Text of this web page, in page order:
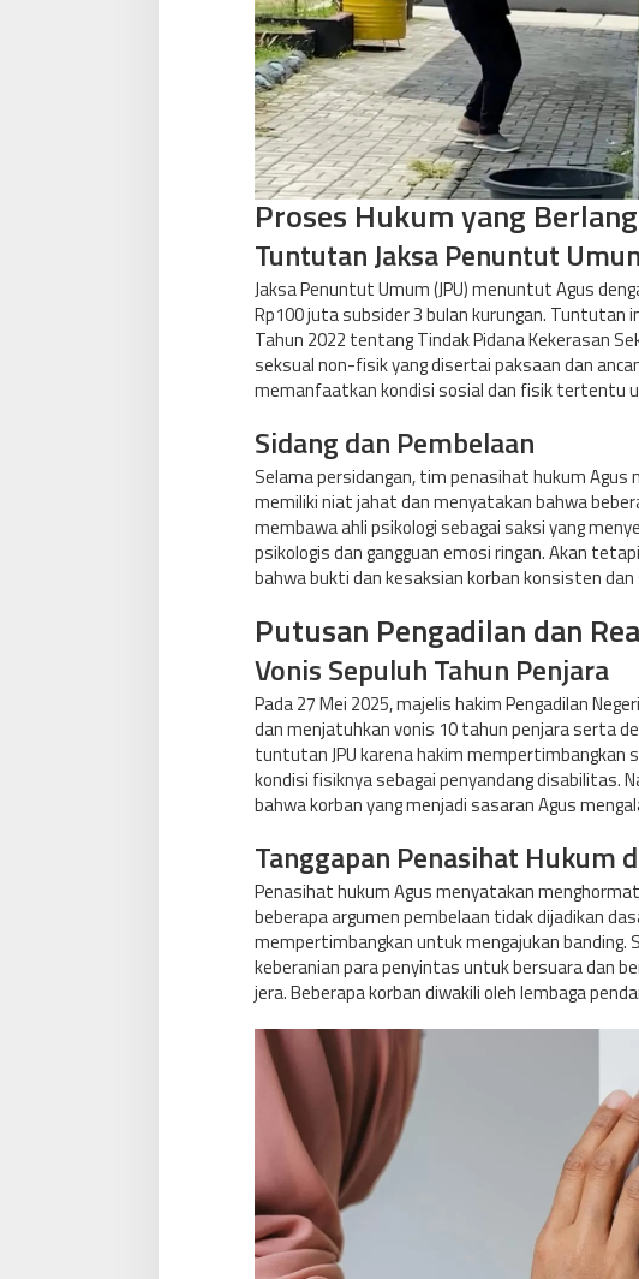
Proses Hukum yang
Tuntutan Jaksa Penuntut
Jaksa Penuntut Umum (JPU) menuntut Agus
Rp100 juta subsider 3 bulan kurungan. Tuntutan
Tahun 2022 tentang Tindak Pidana Kekerasan
seksual non-fisik yang disertai paksaan dan
memanfaatkan kondisi sosial dan fisik tertentu
Sidang dan Pembelaan
Selama persidangan, tim penasihat hukum
memiliki niat jahat dan menyatakan bahwa
membawa ahli psikologi sebagai saksi yang
psikologis dan gangguan emosi ringan. Akan
bahwa bukti dan kesaksian korban konsisten
Putusan Pengadilan dan
Vonis Sepuluh Tahun Penjara
Pada 27 Mei 2025, majelis hakim Pengadilan
dan menjatuhkan vonis 10 tahun penjara serta
tuntutan JPU karena hakim mempertimbangkan
kondisi fisiknya sebagai penyandang disabilitas.
bahwa korban yang menjadi sasaran Agus
Tanggapan Penasihat Hukum
Penasihat hukum Agus menyatakan
beberapa argumen pembelaan tidak dijadikan
mempertimbangkan untuk mengajukan banding.
keberanian para penyintas untuk bersuara dan
jera. Beberapa korban diwakili oleh lembaga